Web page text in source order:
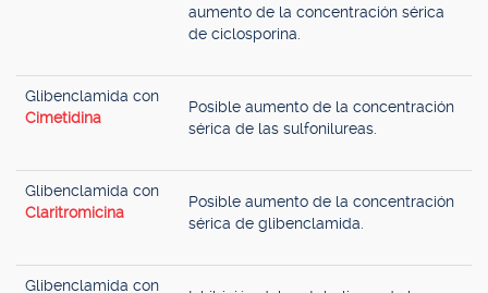
aumento de la concentración sérica
de ciclosporina.
Glibenclamida con
Cimetidina
Posible aumento de la concentración
sérica de las sulfonilureas.
Glibenclamida con
Claritromicina
Posible aumento de la concentración
sérica de glibenclamida.
Glibenclamida con